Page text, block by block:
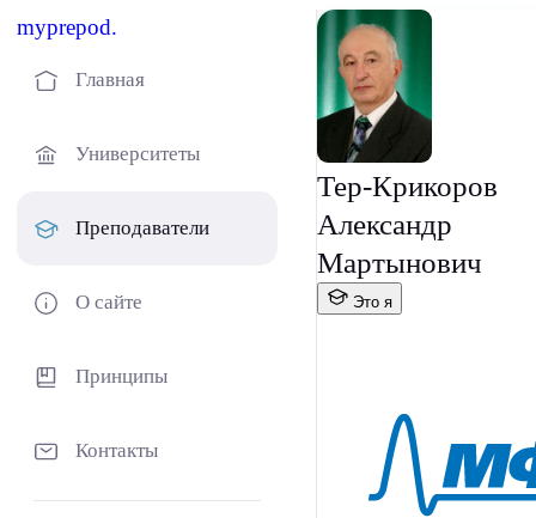
myprepod.
Главная
Университеты
Преподаватели
О сайте
Принципы
Контакты
Тер-Крикоров
Александр
Мартынович
Это я